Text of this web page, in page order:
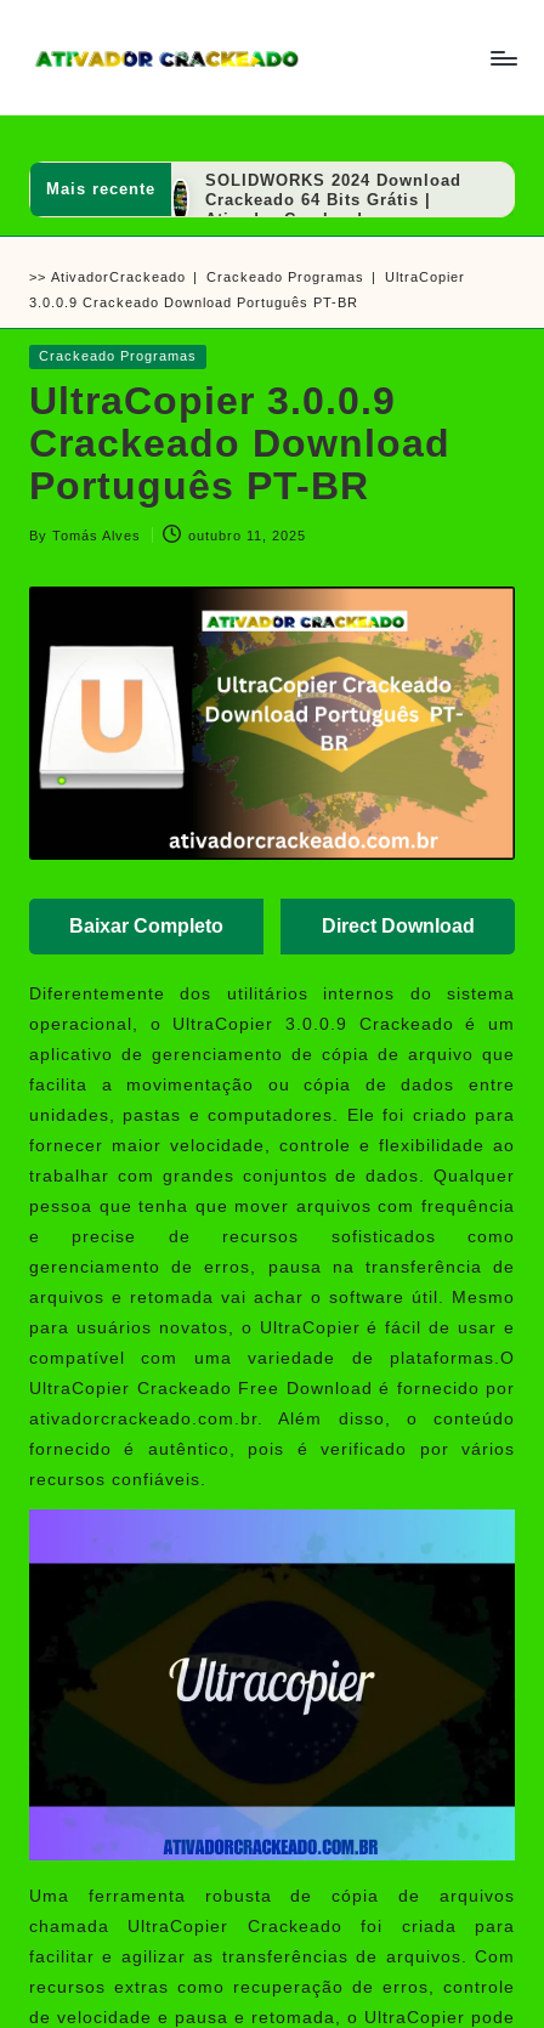
content
ti
a
d
r
e
r
a
k
e
a
d
o
completo
sobre
e
software
jogos
Mais recente
SOLIDWORKS 2024 Download
Crackeado 64 Bits Grátis |
Ativador Crackeado
AutoCAD 2020 Download
Grátis | Ativador Crackeado
MAGIX VEGAS Pro Crackeado
Download Português PT-BR
SOLIDWORKS 2020 Download
Crackeado 64 Bits Grátis |
Ativador Crackeado
Sony Vegas Pro Crackeado
Download Português PT-BR
PGWare SuperRam Download
Grátis + Licença/Serial |
Ativador Crackeado
Bits Português
Crackeado + Chave de Licença |
Ativador Crackeado
XD-AntiSpy 4.13.0 Crackeado
Download Português PT-BR
Ativador Windows 7 Download
Grátis: Windows Loader & Re-
Loader | Ativador Crackeado
>> AtivadorCrackeado | Crackeado Programas |
UltraCopier
3.0.0.9 Crackeado Download Português PT-BR
Posted
Crackeado Programas
UltraCopier 3.0.0.9
Crackeado Download
Português PT-BR
Posted
By Tomás Alves outubro 11, 2025
Baixar Completo Direct Download
Diferentemente dos utilitários internos do sistema
operacional, o UltraCopier 3.0.0.9 Crackeado é um
aplicativo de gerenciamento de cópia de arquivo que
facilita a movimentação ou cópia de dados entre
unidades, pastas e computadores. Ele foi criado para
fornecer maior velocidade, controle e flexibilidade ao
trabalhar com grandes conjuntos de dados. Qualquer
pessoa que tenha que mover arquivos com frequência
e precise de recursos sofisticados como
gerenciamento de erros, pausa na transferência de
arquivos e retomada vai achar o software útil. Mesmo
para usuários novatos, o UltraCopier é fácil de usar e
compatível com uma variedade de plataformas.O
UltraCopier Crackeado Free Download é fornecido por
ativadorcrackeado.com.br . Além disso, o conteúdo
fornecido é autêntico, pois é verificado por vários
recursos confiáveis.
Uma ferramenta robusta de cópia de arquivos
chamada UltraCopier Crackeado foi criada para
facilitar e agilizar as transferências de arquivos. Com
recursos extras como recuperação de erros, controle
de velocidade e pausa e retomada, o UltraCopier pode